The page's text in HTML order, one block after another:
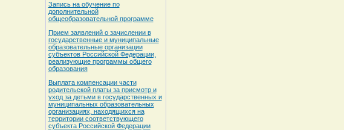
Запись на обучение по
дополнительной
общеобразовательной программе
Прием заявлений о зачислении в
государственные и муниципальные
образовательные организации
субъектов Российской Федерации,
реализующие программы общего
образования
Выплата компенсации части
родительской платы за присмотр и
уход за детьми в государственных и
муниципальных образовательных
организациях, находящихся на
территории соответствующего
субъекта Российской Федерации